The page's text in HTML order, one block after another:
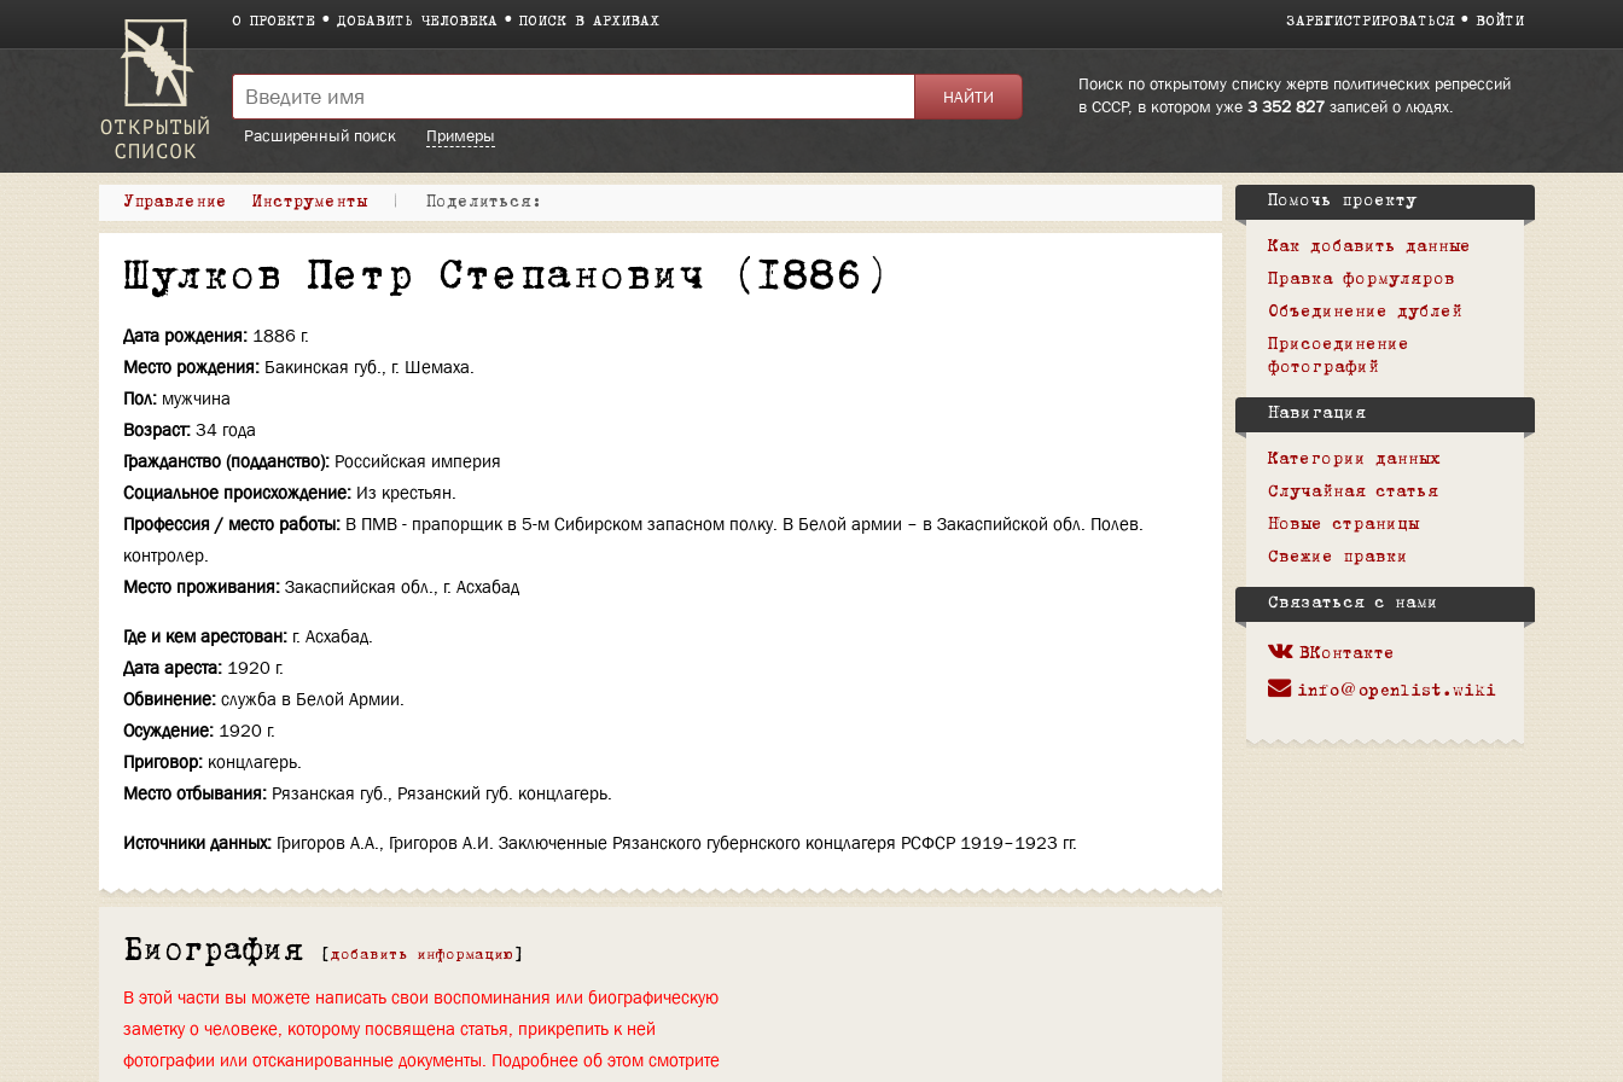
О ПРОЕКТЕ ДОБАВИТЬ ЧЕЛОВЕКА ПОИСК В АРХИВАХ ЗАРЕГИСТРИРОВАТЬСЯ ВОЙТИ
Поиск по открытому списку жертв политических репрессий
в СССР, в котором уже 3 352 827записей о людях.
Расширенный поиск
Примеры
Управление Инструменты | Поделиться:
Шулков Петр Степанович (1886)
Дата рождения: 1886 г.
Место рождения: Бакинская губ., г. Шемаха.
Пол: мужчина
Возраст: 34 года
Гражданство (подданство): Российская империя
Социальное происхождение: Из крестьян.
Профессия / место работы: В ПМВ - прапорщик в 5-м Сибирском запасном полку. В Белой армии – в Закаспийской обл. Полев.
контролер.
Место проживания: Закаспийская обл., г. Асхабад
Где и кем арестован: г. Асхабад.
Дата ареста: 1920 г.
Обвинение: служба в Белой Армии.
Осуждение: 1920 г.
Приговор: концлагерь.
Место отбывания: Рязанская губ., Рязанский губ. концлагерь.
Источники данных: Григоров А.А., Григоров А.И. Заключенные Рязанского губернского концлагеря РСФСР 1919–1923 гг.
Биография [ добавить информацию ]
В этой части вы можете написать свои воспоминания или биографическую
заметку о человеке, которому посвящена статья, прикрепить к ней
фотографии или отсканированные документы. Подробнее об этом смотрите
Помочь проекту
Как добавить данные
Правка формуляров
Объединение дублей
Присоединение
фотографий
Навигация
Категории данных
Случайная статья
Новые страницы
Свежие правки
Связаться с нами
ВКонтакте
info@openlist.wiki